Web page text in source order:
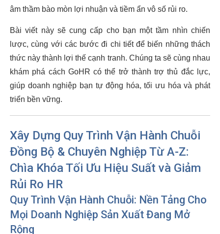
âm thầm bào mòn lợi nhuận và tiềm ẩn vô số rủi ro.
Bài viết này sẽ cung cấp cho bạn một tầm nhìn chiến
lược, cùng với các bước đi chi tiết để biến những thách
thức này thành lợi thế cạnh tranh. Chúng ta sẽ cùng nhau
khám phá cách GoHR có thể trở thành trợ thủ đắc lực,
giúp doanh nghiệp bạn tự động hóa, tối ưu hóa và phát
triển bền vững.
Xây Dựng Quy Trình Vận Hành Chuỗi
Đồng Bộ & Chuyên Nghiệp Từ A-Z:
Chìa Khóa Tối Ưu Hiệu Suất và Giảm
Rủi Ro HR
Quy Trình Vận Hành Chuỗi: Nền Tảng Cho
Mọi Doanh Nghiệp Sản Xuất Đang Mở
Rộng